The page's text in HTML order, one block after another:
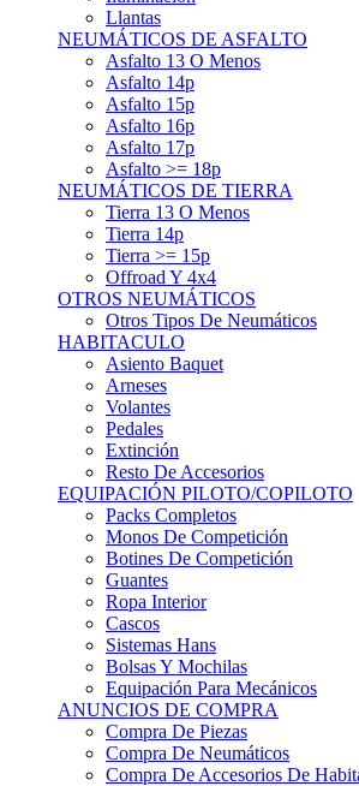
NEUMÁTICOS DE ASFALTO
Asfalto 13 O Menos
Asfalto 14p
Asfalto 15p
Asfalto 16p
Asfalto 17p
Asfalto >= 18p
NEUMÁTICOS DE TIERRA
Tierra 13 O Menos
Tierra 14p
Tierra >= 15p
Offroad Y 4x4
OTROS NEUMÁTICOS
Otros Tipos De Neumáticos
HABITACULO
Asiento Baquet
Arneses
Volantes
Pedales
Extinción
Resto De Accesorios
EQUIPACIÓN PILOTO/COPILOTO
Packs Completos
Monos De Competición
Botines De Competición
Guantes
Ropa Interior
Cascos
Sistemas Hans
Bolsas Y Mochilas
Equipación Para Mecánicos
ANUNCIOS DE COMPRA
Compra De Piezas
Compra De Neumáticos
Compra De Accesorios De
Compra De Equipación